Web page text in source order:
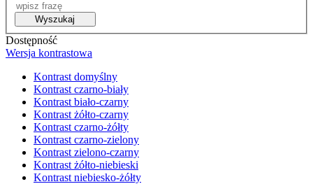
Wyszukaj
Dostępność
Wersja kontrastowa
Kontrast domyślny
Kontrast czarno-biały
Kontrast biało-czarny
Kontrast żółto-czarny
Kontrast czarno-żółty
Kontrast czarno-zielony
Kontrast zielono-czarny
Kontrast żółto-niebieski
Kontrast niebiesko-żółty